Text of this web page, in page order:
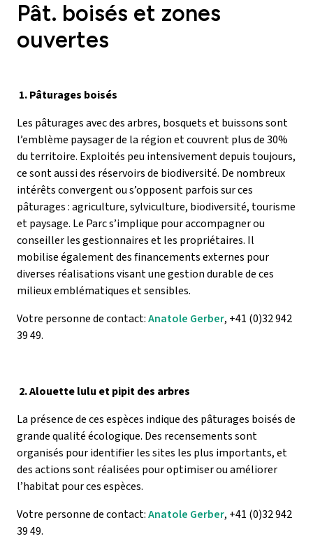
Pât. boisés et zones
ouvertes
1. Pâturages boisés
Les pâturages avec des arbres, bosquets et buissons sont
l’emblème paysager de la région et couvrent plus de 30%
du territoire. Exploités peu intensivement depuis toujours,
ce sont aussi des réservoirs de biodiversité. De nombreux
intérêts convergent ou s’opposent parfois sur ces
pâturages : agriculture, sylviculture, biodiversité, tourisme
et paysage. Le Parc s’implique pour accompagner ou
conseiller les gestionnaires et les propriétaires. Il
mobilise également des financements externes pour
diverses réalisations visant une gestion durable de ces
milieux emblématiques et sensibles.
Votre personne de contact:Anatole Gerber, +41 (0)32 942
39 49.
2. Alouette lulu et pipit des arbres
La présence de ces espèces indique des pâturages boisés de
grande qualité écologique. Des recensements sont
organisés pour identifier les sites les plus importants, et
des actions sont réalisées pour optimiser ou améliorer
l’habitat pour ces espèces.
Votre personne de contact:Anatole Gerber, +41 (0)32 942
39 49.